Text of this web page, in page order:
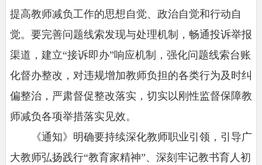
提高教师减负工作的思想自觉、政治自觉和行动自
觉。要完善问题线索发现与处理机制，畅通投诉举报
渠道，建立“接诉即办”响应机制，强化问题线索台账
化督办整改，对违规增加教师负担的各类行为及时纠
偏整治，严肃督促整改落实，切实以刚性监督保障教
师减负各项举措落实见效。
《通知》明确要持续深化教师职业引领，引导广
大教师弘扬践行“教育家精神”、深刻牢记教书育人初